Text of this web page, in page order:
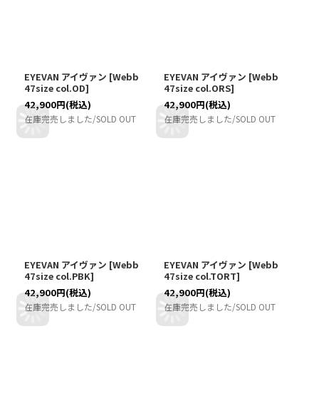
EYEVAN アイヴァン [Webb
47size col.OD]
42,900円(税込)
在庫完売しました/SOLD OUT
EYEVAN アイヴァン [Webb
47size col.ORS]
42,900円(税込)
在庫完売しました/SOLD OUT
EYEVAN アイヴァン [Webb
47size col.PBK]
42,900円(税込)
在庫完売しました/SOLD OUT
EYEVAN アイヴァン [Webb
47size col.TORT]
42,900円(税込)
在庫完売しました/SOLD OUT